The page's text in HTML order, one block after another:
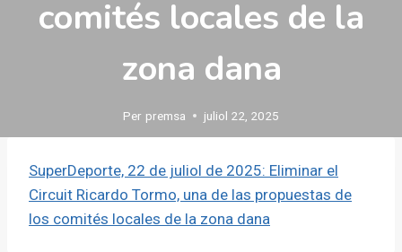
comités locales de la
zona dana
Per premsa juliol 22, 2025
SuperDeporte, 22 de juliol de 2025: Eliminar el
Circuit Ricardo Tormo, una de las propuestas de
los comités locales de la zona dana